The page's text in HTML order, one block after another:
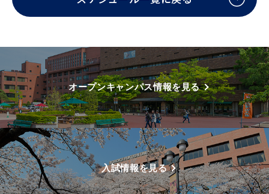
オープンキャンパス情報を見る
入試情報を見る